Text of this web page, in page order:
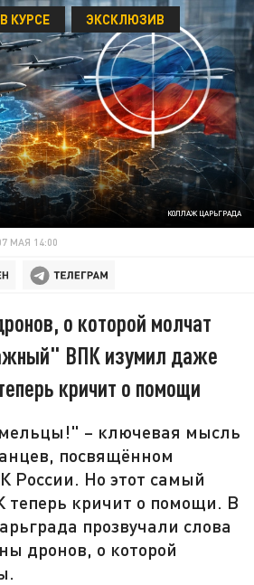
КОЛЛАЖ ЦАРЬГРАДА
КУРСЕ ЭКСКЛЮЗИВ
МАЯ 14:00
о которой молчат
ВПК изумил даже
кричит о помощи
– ключевая мысль
посвящённом
России. Но этот самый
кричит о помощи. В
прозвучали слова
дронов, о которой